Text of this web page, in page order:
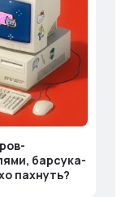
барсука-
пахнуть?